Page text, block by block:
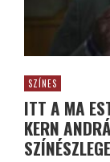
SZÍNES
ITT A MA
KERN